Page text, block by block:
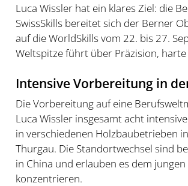
Luca Wissler hat ein klares Ziel: die
SwissSkills bereitet sich der Berner
auf die WorldSkills vom 22. bis 27.
Weltspitze führt über Präzision,
Intensive Vorbereitung in
Die Vorbereitung auf eine
Luca Wissler insgesamt acht
in verschiedenen Holzbaubetrieben
Thurgau. Die Standortwechsel sind
in China und erlauben es dem
konzentrieren.